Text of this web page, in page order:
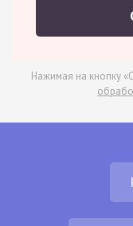
Нажимая на кнопку